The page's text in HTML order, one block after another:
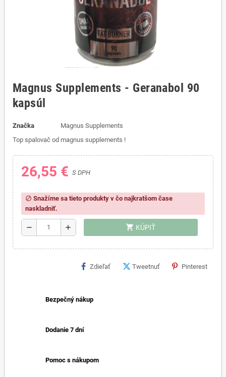
Magnus Supplements - Geranabol 90
kapsúl
Značka
Magnus Supplements
Top spalovač od magnus supplements !
26,55 € S DPH
block Snažíme sa tieto produkty v čo najkratšom čase
naskladniť.
remove add shopping_cart KÚPIŤ
Zdieľať Tweetnuť Pinterest
Bezpečný nákup
Dodanie 7 dní
Pomoc s nákupom